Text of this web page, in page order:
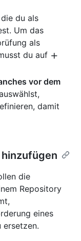
du als
Um das
als
du auf
vor dem
damit
die
Repository
eines
ersetzen.